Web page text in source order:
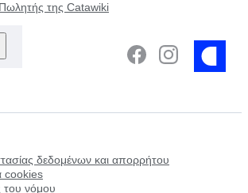
Πωλητής της Catawiki
δεδομένων και απορρήτου
cookies
του νόμου